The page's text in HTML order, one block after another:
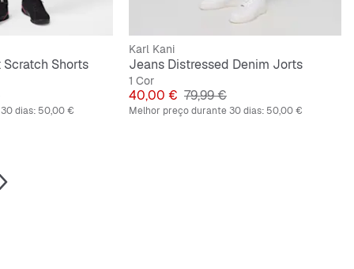
Shorts
dias: 50,00 €
Karl Kani
Jeans Distressed Denim Jorts
1 Cor
Preço
40,00 € Preço original
79,99 €
Melhor preço durante 30 dias: 50,00 €